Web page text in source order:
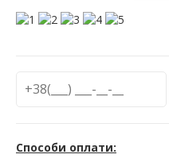
Способи оплати: